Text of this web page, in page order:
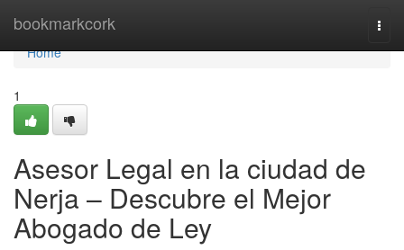
bookmarkcork
Home
Home
1
Asesor Legal en la ciudad de
Nerja – Descubre el Mejor
Abogado de Ley